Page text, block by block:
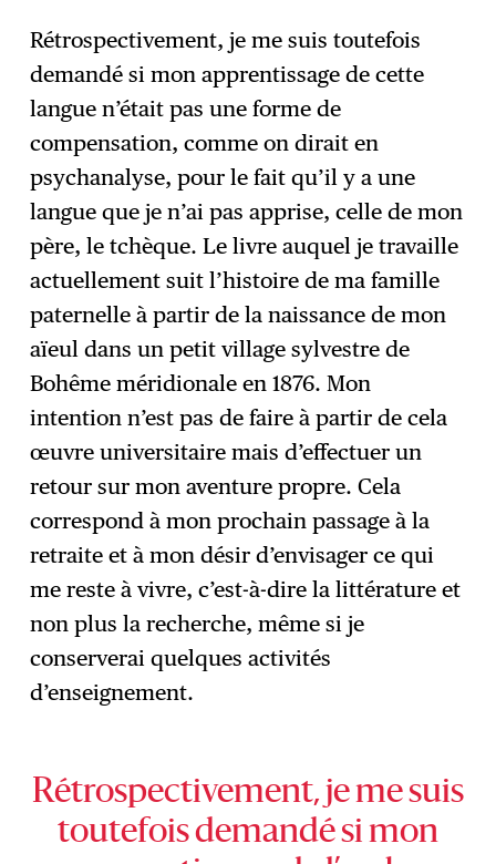
Rétrospectivement, je me suis toutefois
demandé si mon apprentissage de cette
langue n’était pas une forme de
compensation, comme on dirait en
psychanalyse, pour le fait qu’il y a une
langue que je n’ai pas apprise, celle de mon
père, le tchèque. Le livre auquel je travaille
actuellement suit l’histoire de ma famille
paternelle à partir de la naissance de mon
aïeul dans un petit village sylvestre de
Bohême méridionale en 1876. Mon
intention n’est pas de faire à partir de cela
œuvre universitaire mais d’effectuer un
retour sur mon aventure propre. Cela
correspond à mon prochain passage à la
retraite et à mon désir d’envisager ce qui
me reste à vivre, c’est-à-dire la littérature et
non plus la recherche, même si je
conserverai quelques activités
d’enseignement.
Rétrospectivement, je me suis
toutefois demandé si mon